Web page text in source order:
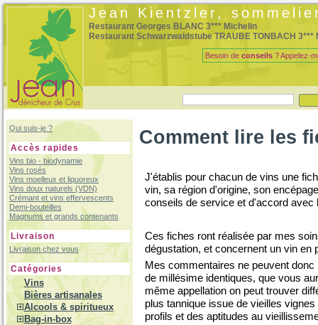
Jean Kientzler,
Restaurant Georges BLANC 3*** Michelin
Restaurant Schwarzwaldstube TRAUBE TONBACH 3***
Besoin de conseils ? Appelez-
Qui suis-je ?
Accès rapides
Vins bio - biodynamie
Vins rosés
Vins moelleux et liquoreux
Vins doux naturels (VDN)
Crémant et vins effervescents
Demi-bouteilles
Magnums et grands contenants
Livraison
Livraison chez vous
Catégories
Vins
Bières artisanales
Alcools & spiritueux
Bag-in-box
Comment lire les
J'établis pour chacun de vins une
vin, sa région d'origine, son
conseils de service et d'accord avec
Ces fiches ront réalisée par mes
dégustation, et concernent un vin en
Mes commentaires ne peuvent
de millésime identiques, que vous
même appellation on peut trouver
plus tannique issue de vieilles
profils et des aptitudes au